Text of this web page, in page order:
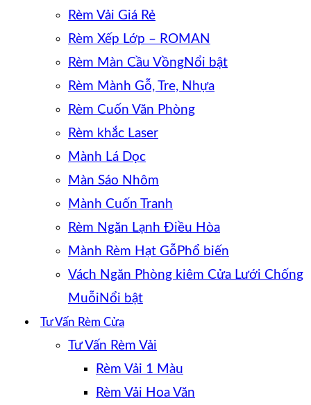
Rèm Vải Giá Rẻ
Rèm Xếp Lớp – ROMAN
Rèm Màn Cầu Vồng
Rèm Mành Gỗ, Tre, Nhựa
Rèm Cuốn Văn Phòng
Rèm khắc Laser
Mành Lá Dọc
Màn Sáo Nhôm
Mành Cuốn Tranh
Rèm Ngăn Lạnh Điều Hòa
Mành Rèm Hạt Gỗ
Vách Ngăn Phòng kiêm Cửa Lưới Chống
Muỗi
Tư Vấn Rèm Cửa
Tư Vấn Rèm Vải
Rèm Vải 1 Màu
Rèm Vải Hoa Văn